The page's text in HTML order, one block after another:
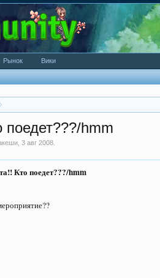
поедет???/hmm
3 авг 2008
Кто поедет???/hmm
Рынок Вики